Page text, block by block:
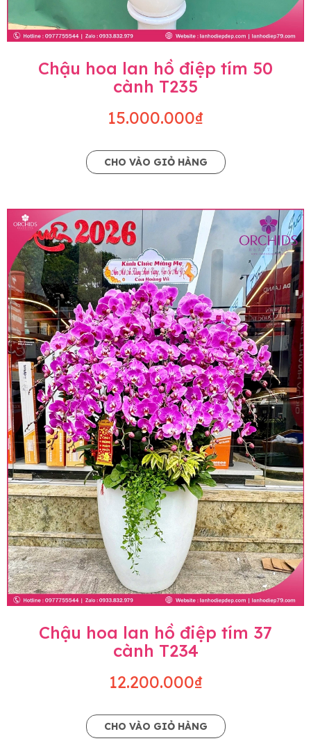
Chậu hoa lan hồ điệp tím 50
cành T235
15.000.000₫
CHO VÀO GIỎ HÀNG
Chậu hoa lan hồ điệp tím 37
cành T234
12.200.000₫
CHO VÀO GIỎ HÀNG